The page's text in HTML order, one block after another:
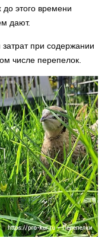
этого времени
дают.
затрат при содержании
числе перепелок.